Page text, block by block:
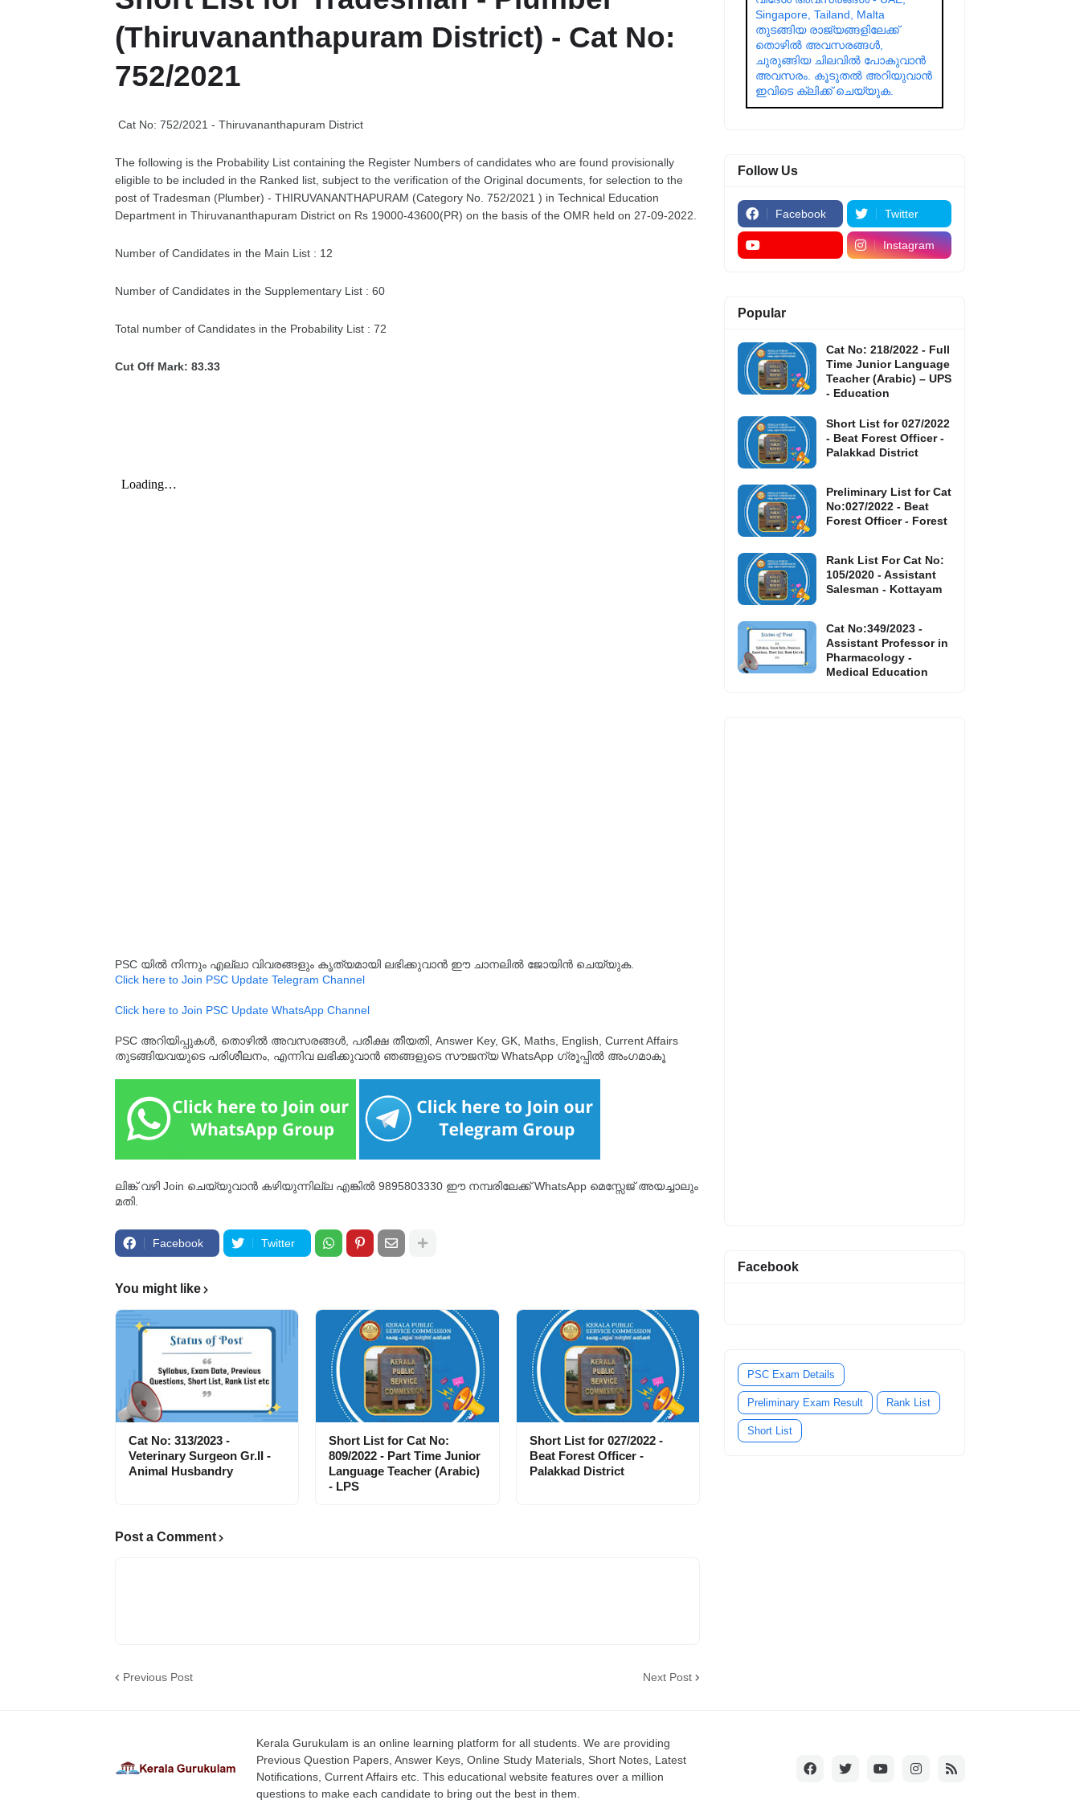
(Thiruvananthapuram District) - Cat No:
752/2021
Cat No: 752/2021 - Thiruvananthapuram District
The following is the Probability List containing the Register Numbers of candidates who are found provisionally
eligible to be included in the Ranked list, subject to the verification of the Original documents, for selection to the
post of Tradesman (Plumber) - THIRUVANANTHAPURAM (Category No. 752/2021 ) in Technical Education
Department in Thiruvananthapuram District on Rs 19000-43600(PR) on the basis of the OMR held on 27-09-2022.
Number of Candidates in the Main List : 12
Number of Candidates in the Supplementary List : 60
Total number of Candidates in the Probability List : 72
Cut Off Mark: 83.33
PSC യിൽ നിന്നും എല്ലാ വിവരങ്ങളും കൃത്യമായി ലഭിക്കുവാൻ ഈ ചാനലിൽ ജോയിൻ ചെയ്യുക.
Click here to Join PSC Update Telegram Channel
Click here to Join PSC Update WhatsApp Channel
PSC അറിയിപ്പുകൾ, തൊഴിൽ അവസരങ്ങൾ, പരീക്ഷ തീയതി, Answer Key, GK, Maths, English, Current Affairs
തുടങ്ങിയവയുടെ പരിശീലനം, എന്നിവ ലഭിക്കുവാൻ ഞങ്ങളുടെ സൗജന്യ WhatsApp ഗ്രൂപ്പിൽ അംഗമാകൂ
ലിങ്ക് വഴി Join ചെയ്യുവാൻ കഴിയുന്നില്ല എങ്കിൽ 9895803330 ഈ നമ്പരിലേക്ക് WhatsApp മെസ്സേജ് അയച്ചാലും
മതി.
Facebook Twitter
You might like
Cat No: 313/2023 -
Veterinary Surgeon Gr.II -
Animal Husbandry
Short List for Cat No:
809/2022 - Part Time Junior
Language Teacher (Arabic)
- LPS
Short List for 027/2022 -
Beat Forest Officer -
Palakkad District
Post a Comment
Previous Post Next Post
Singapore, Tailand, Malta
തുടങ്ങിയ രാജ്യങ്ങളിലേക്ക്
തൊഴിൽ അവസരങ്ങൾ,
ചുരുങ്ങിയ ചിലവിൽ പോകുവാൻ
അവസരം. കൂടുതൽ അറിയുവാൻ
ഇവിടെ ക്ലിക്ക് ചെയ്യുക.
Follow Us
Facebook Twitter
Instagram
Popular
Cat No: 218/2022 - Full
Time Junior Language
Teacher (Arabic) – UPS
- Education
Short List for 027/2022
- Beat Forest Officer -
Palakkad District
Preliminary List for Cat
No:027/2022 - Beat
Forest Officer - Forest
Rank List For Cat No:
105/2020 - Assistant
Salesman - Kottayam
Cat No:349/2023 -
Assistant Professor in
Pharmacology -
Medical Education
Facebook
PSC Exam Details
Preliminary Exam Result Rank List
Short List
Kerala Gurukulam is an online learning platform for all students. We are providing
Previous Question Papers, Answer Keys, Online Study Materials, Short Notes, Latest
Notifications, Current Affairs etc. This educational website features over a million
questions to make each candidate to bring out the best in them.